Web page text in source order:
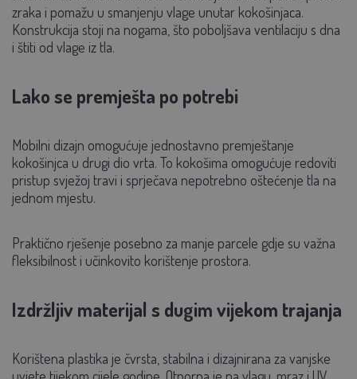
zraka i pomažu u smanjenju vlage unutar kokošinjaca.
Konstrukcija stoji na nogama, što poboljšava ventilaciju s dna
i štiti od vlage iz tla.
Lako se premješta po potrebi
Mobilni dizajn omogućuje jednostavno premještanje
kokošinjca u drugi dio vrta. To kokošima omogućuje redoviti
pristup svježoj travi i sprječava nepotrebno oštećenje tla na
jednom mjestu.
Praktično rješenje posebno za manje parcele gdje su važna
fleksibilnost i učinkovito korištenje prostora.
Izdržljiv materijal s dugim vijekom trajanja
Korištena plastika je čvrsta, stabilna i dizajnirana za vanjske